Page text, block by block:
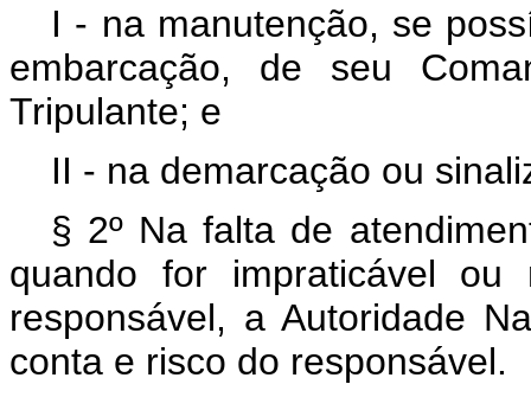
I - na manutenção, se
embarcação, de seu
Tripulante; e
II - na demarcação ou
§ 2º Na falta de
quando for impraticável
responsável, a Autoridade
conta e risco do responsável.